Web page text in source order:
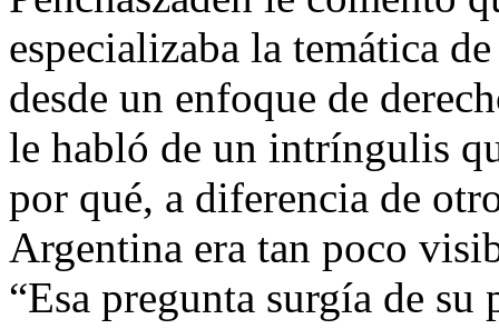
especializaba la temática
desde un enfoque de
le habló de un intríngulis
por qué, a diferencia de
Argentina era tan poco
“Esa pregunta surgía de